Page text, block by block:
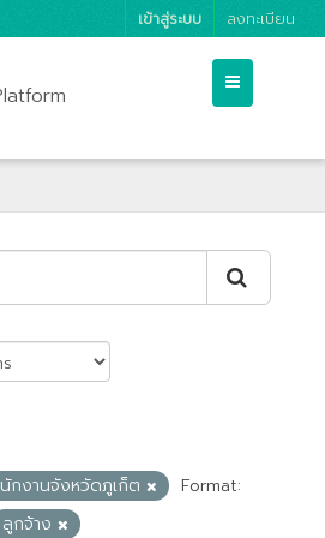
เข้าสู่ระบบ ลงทะเบียน
กงานจังหวัดภูเก็ต
Format:
ลูกจ้าง